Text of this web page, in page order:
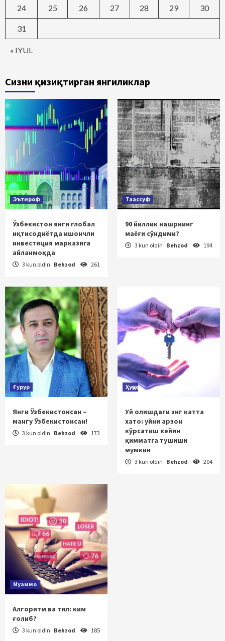
« IYUL
24 25 26 27 28 29 30
31
Сизни қизиқтирган янгиликлар
Эътироф
Ўзбекистон янги глобал
иқтисодиётда ишончли
инвестиция марказига
айланмоқда
3 kun oldin Behzod 261
Таассуф
90 йиллик нашрнинг
маёғи сўндими?
3 kun oldin Behzod 194
Ғурур
Янги Ўзбекистонсан –
мангу Ўзбекистонсан!
3 kun oldin Behzod 173
Ҳуқуқ
Уй олишдаги энг катта
хато: уйни арзон
кўрсатиш кейин
қимматга тушиши
мумкин
3 kun oldin Behzod 204
Муаммо
Алгоритм ва тил: ким
ғолиб?
3 kun oldin Behzod 185